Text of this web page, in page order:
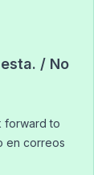
/ No
forward to
en correos